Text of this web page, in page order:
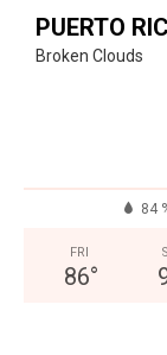
PUERTO
Broken Clouds
84
FRI
86°